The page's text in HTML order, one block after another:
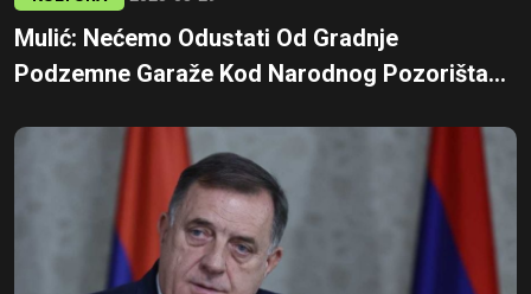
Mulić: Nećemo Odustati Od Gradnje
Podzemne Garaže Kod Narodnog Pozorišta...